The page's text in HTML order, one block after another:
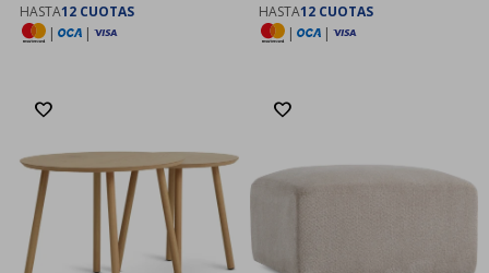
HASTA12 CUOTAS
|
|
HASTA12 CUOTAS
|
|